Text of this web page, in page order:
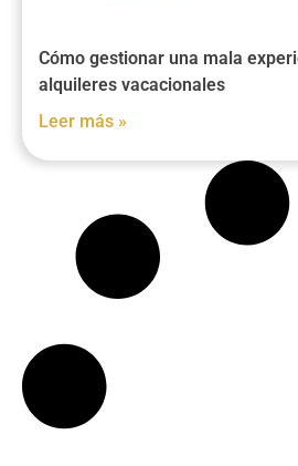
Cómo gestionar una mala
alquileres vacacionales
Leer más »